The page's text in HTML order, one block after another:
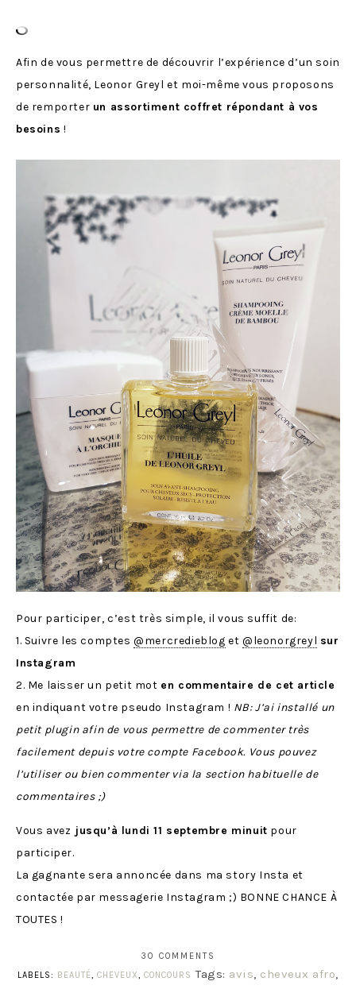
Afin de vous permettre de découvrir l’expérience d’un soin
personnalité, Leonor Greyl et moi-même vous proposons
de remporter un assortiment coffret répondant à vos
besoins !
Pour participer, c’est très simple, il vous suffit de:
1. Suivre les comptes@mercredieblog et@leonorgreyl sur
Instagram
2. Me laisser un petit mot en commentaire de cet article
en indiquant votre pseudo Instagram ! NB: J’ai installé un
petit plugin afin de vous permettre de commenter très
facilement depuis votre compte Facebook. Vous pouvez
l’utiliser ou bien commenter via la section habituelle de
commentaires ;)
Vous avez jusqu’à lundi 11 septembre minuit pour
participer.
La gagnante sera annoncée dans ma story Insta et
contactée par messagerie Instagram ;) BONNE CHANCE À
TOUTES !
30 COMMENTS
LABELS: BEAUTÉ,CHEVEUX,CONCOURS Tags: avis, cheveux afro,